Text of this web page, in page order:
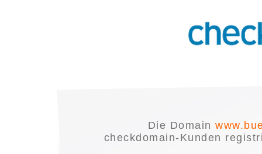
Die Domain
checkdomain-Kunden